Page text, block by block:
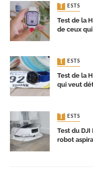
TESTS
Test de la
de ceux
TESTS
Test de la
qui veut
TESTS
Test du DJI
robot